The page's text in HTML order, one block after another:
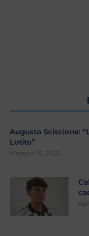
Augusto Sciscione:
Lotito”
Maggio 26, 2025